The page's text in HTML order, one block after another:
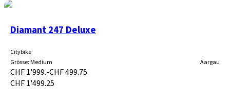
Diamant 247 Deluxe
Citybike
Grösse:Medium Aargau
CHF 1'999.-CHF 499.75
CHF 1'499.25